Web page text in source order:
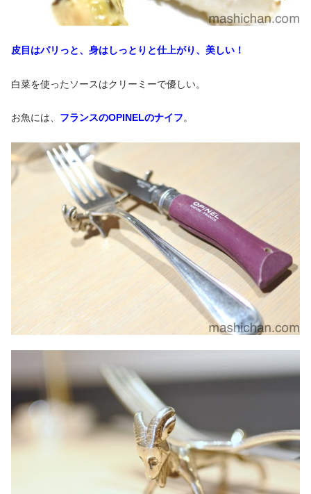
皮目はパリっと、身はしっとりと仕上がり、美しい！
白菜を使ったソースはクリーミーで優しい。
お魚には、 フランスのOPINELのナイフ。